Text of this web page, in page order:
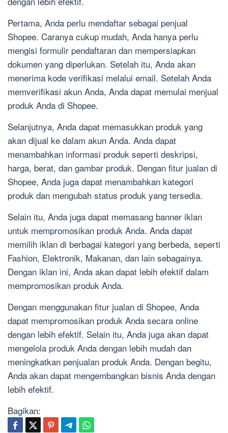
Pertama, Anda perlu mendaftar sebagai penjual
Shopee. Caranya cukup mudah, Anda hanya perlu
mengisi formulir pendaftaran dan mempersiapkan
dokumen yang diperlukan. Setelah itu, Anda akan
menerima kode verifikasi melalui email. Setelah Anda
memverifikasi akun Anda, Anda dapat memulai menjual
produk Anda di Shopee.
Selanjutnya, Anda dapat memasukkan produk yang
akan dijual ke dalam akun Anda. Anda dapat
menambahkan informasi produk seperti deskripsi,
harga, berat, dan gambar produk. Dengan fitur jualan di
Shopee, Anda juga dapat menambahkan kategori
produk dan mengubah status produk yang tersedia.
Selain itu, Anda juga dapat memasang banner iklan
untuk mempromosikan produk Anda. Anda dapat
memilih iklan di berbagai kategori yang berbeda, seperti
Fashion, Elektronik, Makanan, dan lain sebagainya.
Dengan iklan ini, Anda akan dapat lebih efektif dalam
mempromosikan produk Anda.
Dengan menggunakan fitur jualan di Shopee, Anda
dapat mempromosikan produk Anda secara online
dengan lebih efektif. Selain itu, Anda juga akan dapat
mengelola produk Anda dengan lebih mudah dan
meningkatkan penjualan produk Anda. Dengan begitu,
Anda akan dapat mengembangkan bisnis Anda dengan
lebih efektif.
Bagikan: